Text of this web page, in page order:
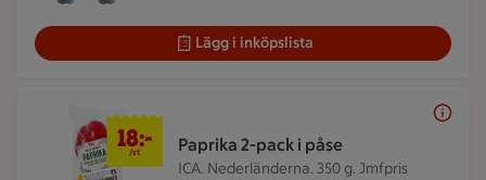
Lägg i inköpslista
Paprika 2-pack i påse
ICA. Nederländerna. 350 g. Jmfpris
18 kr/st
18:-
/st